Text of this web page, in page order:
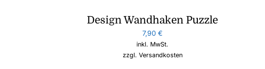
Design Wandhaken Puzzle
7,90€
inkl. MwSt.
zzgl. Versandkosten